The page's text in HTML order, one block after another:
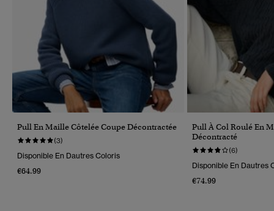
Pull En Maille Côtelée Coupe Décontractée
(3)
Disponible En Dautres Coloris
€64.99
Pull À Col Roulé En
Décontracté
(6)
Disponible En Dautres
€74.99